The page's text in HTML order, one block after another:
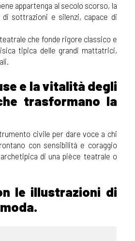
appartenga al secolo scorso, la
sottrazioni e silenzi, capace di
che fonde rigore classico e
tipica delle grandi mattatrici,
e la vitalità degli
trasformano la
civile per dare voce a chi
con sensibilità e coraggio
di una pièce teatrale o
le illustrazioni di